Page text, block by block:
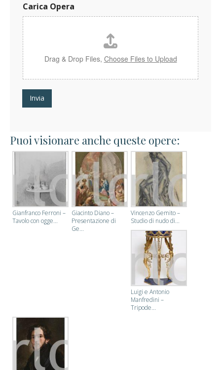
p
e
r
a
*
C
a
r
c
Carica Opera
Drag & Drop Files, Choose Files to Upload
Invia
Puoi visionare anche queste opere:
Gianfranco Ferroni –
Tavolo con ogge...
Giacinto Diano –
Presentazione di
Ge...
Vincenzo Gemito –
Studio di nudo di...
Luigi e Antonio
Manfredini –
Tripode...